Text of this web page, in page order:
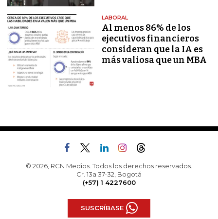
LABORAL
Al menos 86% de los
ejecutivos financieros
consideran que la IA es
más valiosa que un MBA
© 2026, RCN Medios. Todos los derechos reservados.
Cr. 13a 37-32, Bogotá
(+57) 1 4227600
SUSCRÍBASE